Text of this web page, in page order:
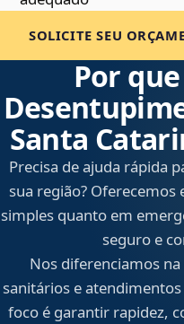
SOLICITE SEU
Por
Santa
Precisa de ajuda rápida
sua região?
simples quanto em
seguro e
Nos diferenciamos
sanitários e
foco é garantir rapidez,